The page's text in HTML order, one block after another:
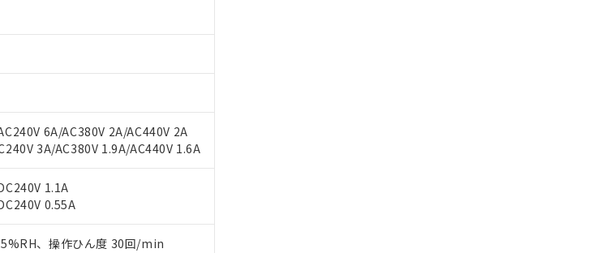
6A/AC380V 2A/AC440V 2A
3A/AC380V 1.9A/AC440V 1.6A
1.1A
0.55A
、操作ひん度 30回/min
様のお取引先、またはお客様担当のオムロン制御機器販売店・
点は「販売ネットワーク
」をご確認ください。
事前の承諾なく第三者に漏洩または開示しないようお願いしま
ビス）をご利用いただくには、I-Webメンバーズにご登録され
用除外項目は除く。
が前後することがあります。
基準値以下であることを示します。
準値を超えていることを示します。
ム) : 100ppm、
ル類) : 1000ppm、 PBDEs(ポリ臭化ジフェニルエーテル類) : 1000ppm、
ソブチル) : 1000ppm、 BBP(フタル酸ブチルベンジル) : 1000ppm、
値以下であることを示します。
が外部に漏えいし、環境に深刻な影響を及ぼさない年数を意
為替および外国貿易法に定める商品（以下｢規制貨物等」とい
、化学兵器、生物兵器またはその他武器並びにこれらの製造装
場合は、上記1、2および3の内容を当該第三者に通知します。
る関係者が違法に輸出するおそれがある場合は、取り引きをい
は、お客様のお取引先、またはお客様担当のオムロン制御
ください)
報を公開していない機種